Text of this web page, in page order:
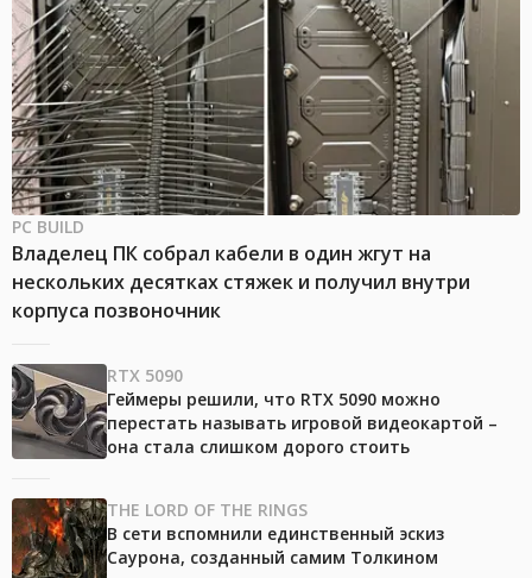
PC BUILD
Владелец ПК собрал кабели в один жгут на
нескольких десятках стяжек и получил внутри
корпуса позвоночник
RTX 5090
Геймеры решили, что RTX 5090 можно
перестать называть игровой видеокартой –
она стала слишком дорого стоить
THE LORD OF THE RINGS
В сети вспомнили единственный эскиз
Саурона, созданный самим Толкином